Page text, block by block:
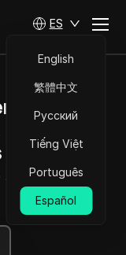
ES
English
繁體中文
Русский
Tiếng Việt
Português
Español
de
forma
mejores